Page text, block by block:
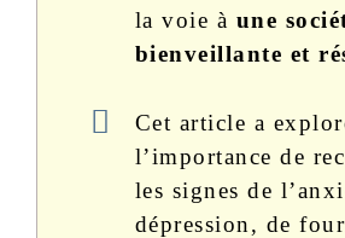
la voie à une
bienveillante et
Cet article a
l’importance de
les signes de
dépression, de